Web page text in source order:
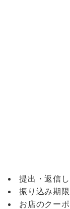
提出・返信
振り込み期
お店のクー